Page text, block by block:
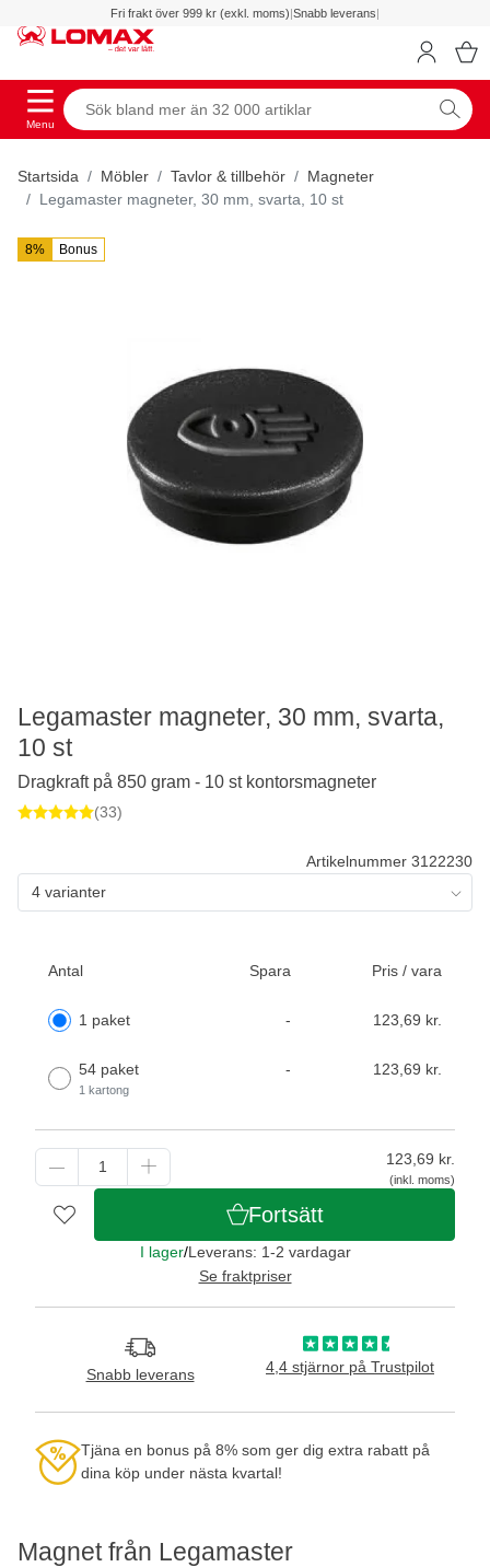
Fri frakt över 999 kr (exkl. moms)|Snabb leverans|
Menu
Startsida Möbler Tavlor & tillbehör
Magneter
Legamaster magneter, 30 mm, svarta, 10 st
8% Bonus
Magnet från Legamaster
Artikelnummer 3122230
4 varianter
Antal Spara Pris / vara
1 paket - 123,69 kr.
54 paket
1 kartong
- 123,69 kr.
123,69 kr.
(inkl. moms)
Fortsätt
I lager/Leverans: 1-2 vardagar
Se fraktpriser
Snabb leverans 4,4 stjärnor på Trustpilot
Tjäna en bonus på 8% som ger dig extra rabatt på
dina köp under nästa kvartal!
Legamaster magneter, 30 mm, svarta,
10 st
Dragkraft på 850 gram - 10 st kontorsmagneter
(33)